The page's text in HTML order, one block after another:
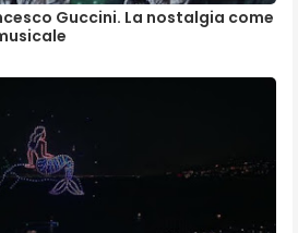
Guccini. La nostalgia come